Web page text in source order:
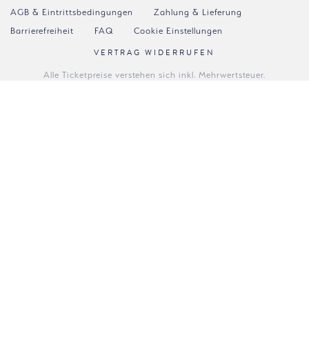
AGB & Eintrittsbedingungen
Zahlung & Lieferung
Barrierefreiheit
FAQ Cookie Einstellungen
VERTRAG WIDERRUFEN
Alle Ticketpreise verstehen sich inkl. Mehrwertsteuer.